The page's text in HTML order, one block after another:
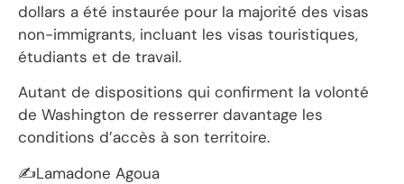
dollars a été instaurée pour la majorité des visas
non-immigrants, incluant les visas touristiques,
étudiants et de travail.
Autant de dispositions qui confirment la volonté
de Washington de resserrer davantage les
conditions d’accès à son territoire.
✍Lamadone Agoua